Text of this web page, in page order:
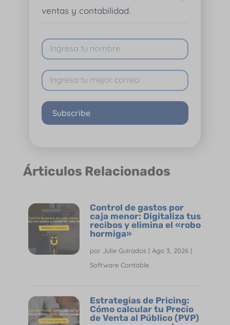
ventas y contabilidad.
Subscribe
Árticulos Relacionados
Control de gastos por
caja menor: Digitaliza tus
recibos y elimina el «robo
hormiga»
por Julie Guirados| Ago 3, 2026|
Software Contable
Estrategias de Pricing:
Cómo calcular tu Precio
de Venta al Público (PVP)